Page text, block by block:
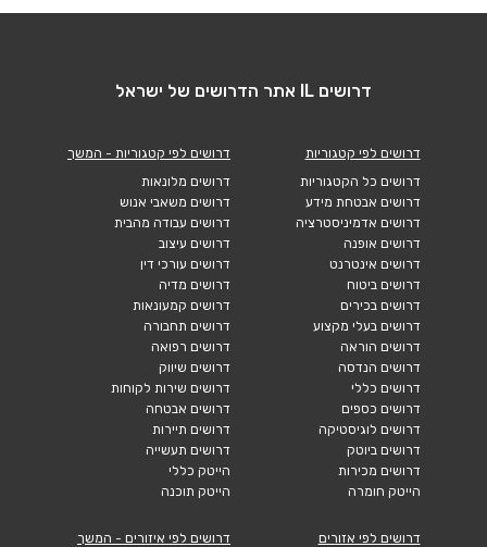
דרושים IL אתר הדרושים של ישראל
דרושים לפי קטגוריות
דרושים כל הקטגוריות
דרושים אבטחת מידע
דרושים אדמיניסטרציה
דרושים אופנה
דרושים אינטרנט
דרושים ביטוח
דרושים בכירים
דרושים בעלי מקצוע
דרושים הוראה
דרושים הנדסה
דרושים כללי
דרושים כספים
דרושים לוגיסטיקה
דרושים ביוטק
דרושים מכירות
הייטק חומרה
דרושים לפי קטגוריות - המשך
דרושים מלונאות
דרושים משאבי אנוש
דרושים עבודה מהבית
דרושים עיצוב
דרושים עורכי דין
דרושים מדיה
דרושים קמעונאות
דרושים תחבורה
דרושים רפואה
דרושים שיווק
דרושים שירות לקוחות
דרושים אבטחה
דרושים תיירות
דרושים תעשייה
הייטק כללי
הייטק תוכנה
דרושים לפי אזורים
דרושים לפי איזורים - המשך